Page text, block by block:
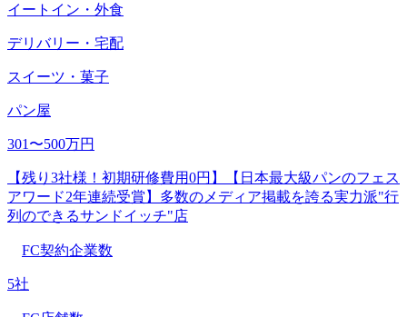
イートイン・外食
デリバリー・宅配
スイーツ・菓子
パン屋
301〜500万円
【残り3社様！初期研修費用0円】【⽇本最⼤級パンのフェス
アワード2年連続受賞】多数のメディア掲載を誇る実力派"行
列のできるサンドイッチ"店
FC契約企業数
5社